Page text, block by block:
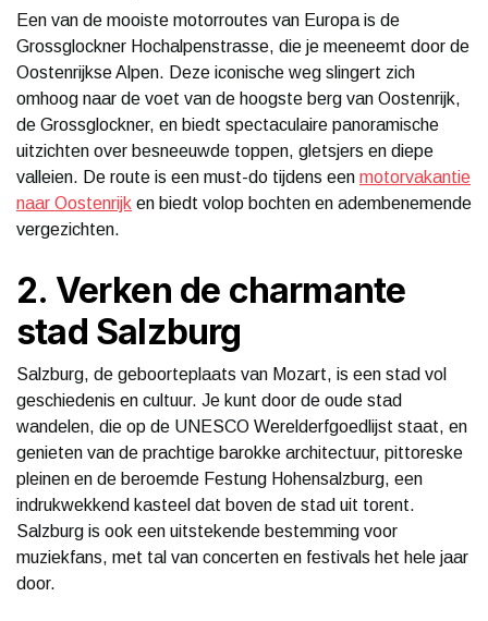
Een van de mooiste motorroutes van Europa is de
Grossglockner Hochalpenstrasse, die je meeneemt door de
Oostenrijkse Alpen. Deze iconische weg slingert zich
omhoog naar de voet van de hoogste berg van Oostenrijk,
de Grossglockner, en biedt spectaculaire panoramische
uitzichten over besneeuwde toppen, gletsjers en diepe
valleien. De route is een must-do tijdens een motorvakantie
naar Oostenrijk en biedt volop bochten en adembenemende
vergezichten.
2. Verken de charmante
stad Salzburg
Salzburg, de geboorteplaats van Mozart, is een stad vol
geschiedenis en cultuur. Je kunt door de oude stad
wandelen, die op de UNESCO Werelderfgoedlijst staat, en
genieten van de prachtige barokke architectuur, pittoreske
pleinen en de beroemde Festung Hohensalzburg, een
indrukwekkend kasteel dat boven de stad uit torent.
Salzburg is ook een uitstekende bestemming voor
muziekfans, met tal van concerten en festivals het hele jaar
door.